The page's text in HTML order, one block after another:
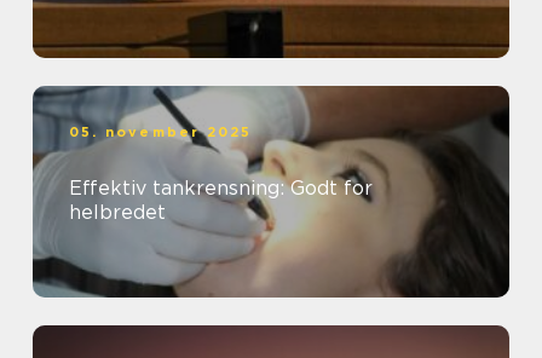
05. november 2025
Effektiv tankrensning: Godt for
helbredet